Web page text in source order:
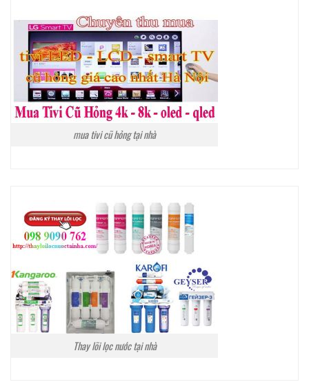
mua tivi cũ hỏng tại nhà
Thay lõi lọc nước tại nhà